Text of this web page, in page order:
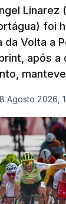
Linarez
foi
Volta a
após a
Agosto 2026,